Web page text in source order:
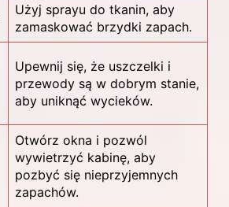
Użyj sprayu do tkanin, aby
zamaskować brzydki zapach.
Upewnij się, że uszczelki i
przewody są w dobrym stanie,
aby uniknąć wycieków.
Otwórz okna i pozwól
wywietrzyć kabinę, aby
pozbyć się nieprzyjemnych
zapachów.